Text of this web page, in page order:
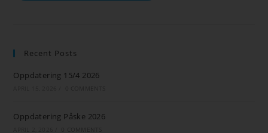
Recent Posts
Oppdatering 15/4 2026
Oppdatering Påske 2026